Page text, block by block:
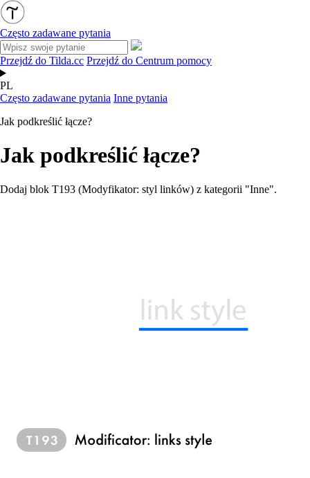
Często zadawane pytania
Przejdź do Tilda.cc Przejdź do Centrum pomocy
PL
Często zadawane pytania Inne pytania
Jak podkreślić łącze?
Jak podkreślić łącze?
Dodaj blok T193 (Modyfikator: styl linków) z kategorii "Inne".